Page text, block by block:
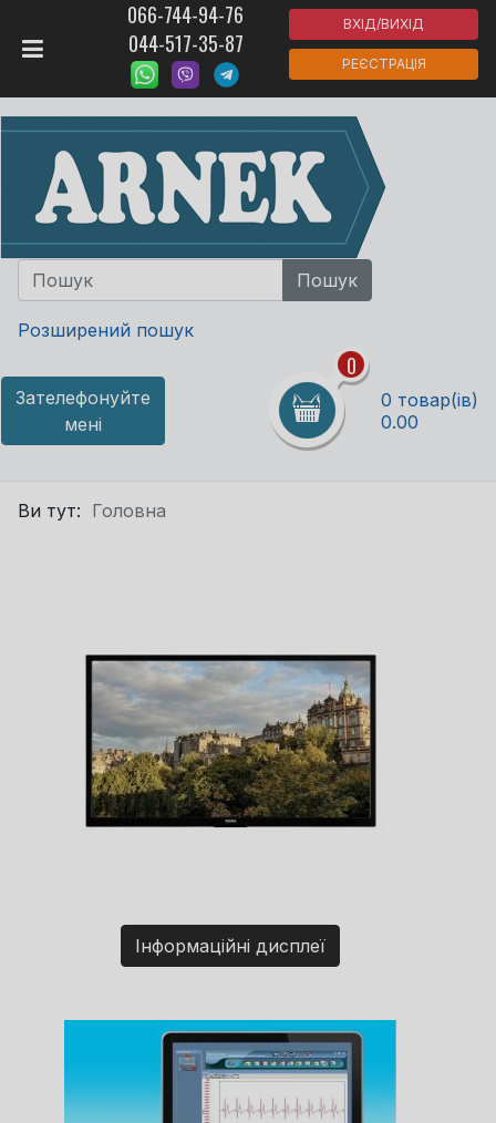
066-744-94-76
044-517-35-87
ВХІД/ВИХІД
РЕЄСТРАЦІЯ
Розширений пошук
Зателефонуйте
мені
0
0 товар(ів)
0.00
Ви тут: Головна
Інформаційні дисплеї